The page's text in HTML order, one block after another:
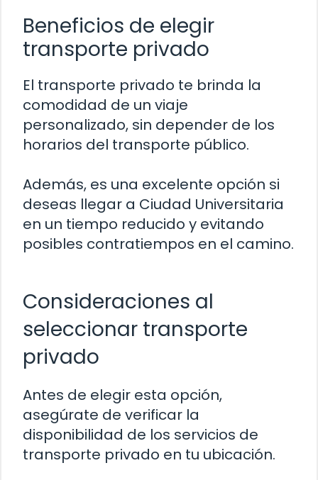
Beneficios de elegir
transporte privado
El transporte privado te brinda la
comodidad de un viaje
personalizado, sin depender de los
horarios del transporte público.
Además, es una excelente opción si
deseas llegar a Ciudad Universitaria
en un tiempo reducido y evitando
posibles contratiempos en el camino.
Consideraciones al
seleccionar transporte
privado
Antes de elegir esta opción,
asegúrate de verificar la
disponibilidad de los servicios de
transporte privado en tu ubicación.